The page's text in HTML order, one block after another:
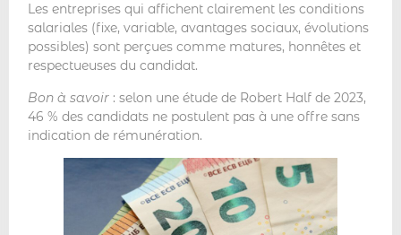
Les entreprises qui affichent clairement les conditions
salariales (fixe, variable, avantages sociaux, évolutions
possibles) sont perçues comme matures, honnêtes et
respectueuses du candidat.
Bon à savoir : selon une étude de Robert Half de 2023,
46 % des candidats ne postulent pas à une offre sans
indication de rémunération.